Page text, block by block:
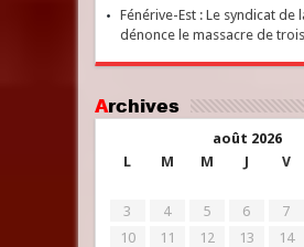
Fénérive-Est : Le syndicat de
dénonce le massacre de
Archives
août 2026
L
M M J V
3
4 5 6 7
10
11 12 13 14